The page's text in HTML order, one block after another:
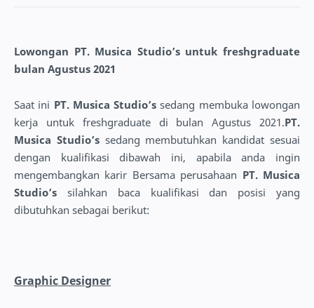
Lowongan PT. Musica Studio’s untuk freshgraduate
bulan Agustus 2021
Saat ini PT. Musica Studio’ssedang membuka lowongan
kerja untuk freshgraduate di bulan Agustus 2021.PT.
Musica Studio’s sedang membutuhkan kandidat sesuai
dengan kualifikasi dibawah ini, apabila anda ingin
mengembangkan karir Bersama perusahaan PT. Musica
Studio’s silahkan baca kualifikasi dan posisi yang
dibutuhkan sebagai berikut:
Graphic Designer